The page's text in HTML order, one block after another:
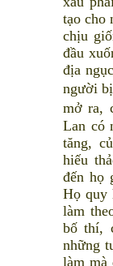
tạo cho
chịu
đầu
địa
người
mở ra,
Lan có
tăng,
hiếu
đến họ
Họ quy
làm
bố thí,
những
làm mà